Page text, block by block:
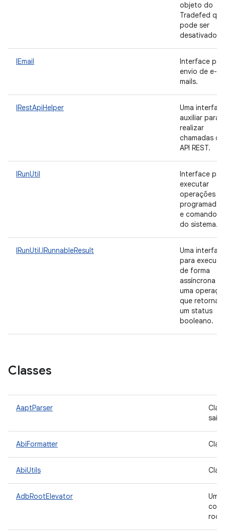
objeto do
Tradefed que
pode ser
desativado.
IEmail
Interface
envio de e-
mails.
IRestApiHelper
Uma
auxiliar para
realizar
chamadas da
API REST.
IRunUtil
Interface
executar
operações
programadas
e comandos
do sistema.
IRunUtil.IRunnableResult
Uma
para
de forma
assíncrona
uma
que retorna
um status
booleano.
Classes
AaptParser
AbiFormatter
AbiUtils
AdbRootElevator Um
root